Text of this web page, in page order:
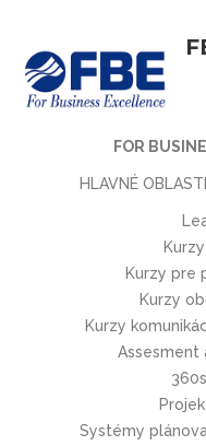
FOR
HLAVNÉ
Kurzy pre
Kurzy
Kurzy
Systémy